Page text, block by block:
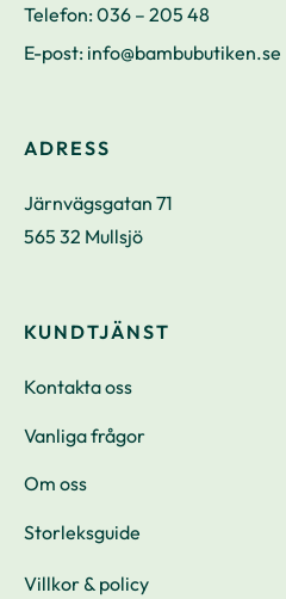
Telefon:036 – 205 48
E-post: info@bambubutiken.se
ADRESS
Järnvägsgatan 71
565 32 Mullsjö
KUNDTJÄNST
Kontakta oss
Vanliga frågor
Om oss
Storleksguide
Villkor & policy